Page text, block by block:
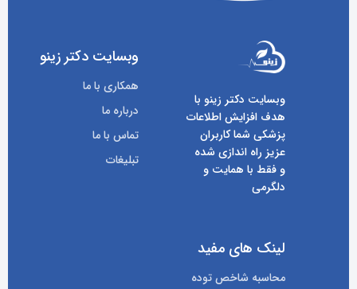
وبسایت دکتر زینو با
هدف افزایش اطلاعات
پزشکی شما کاربران
عزیز راه اندازی شده
و فقط با همایت و
دلگرمی
وبسایت دکتر زینو
همکاری با ما
درباره ما
تماس با ما
تبلیغات
لینک های مفید
محاسبه شاخص توده